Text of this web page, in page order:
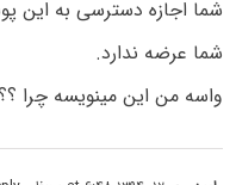
شما اجازه دسترسی به این
شما عرضه ندارد.
واسه من این مینویسه چرا